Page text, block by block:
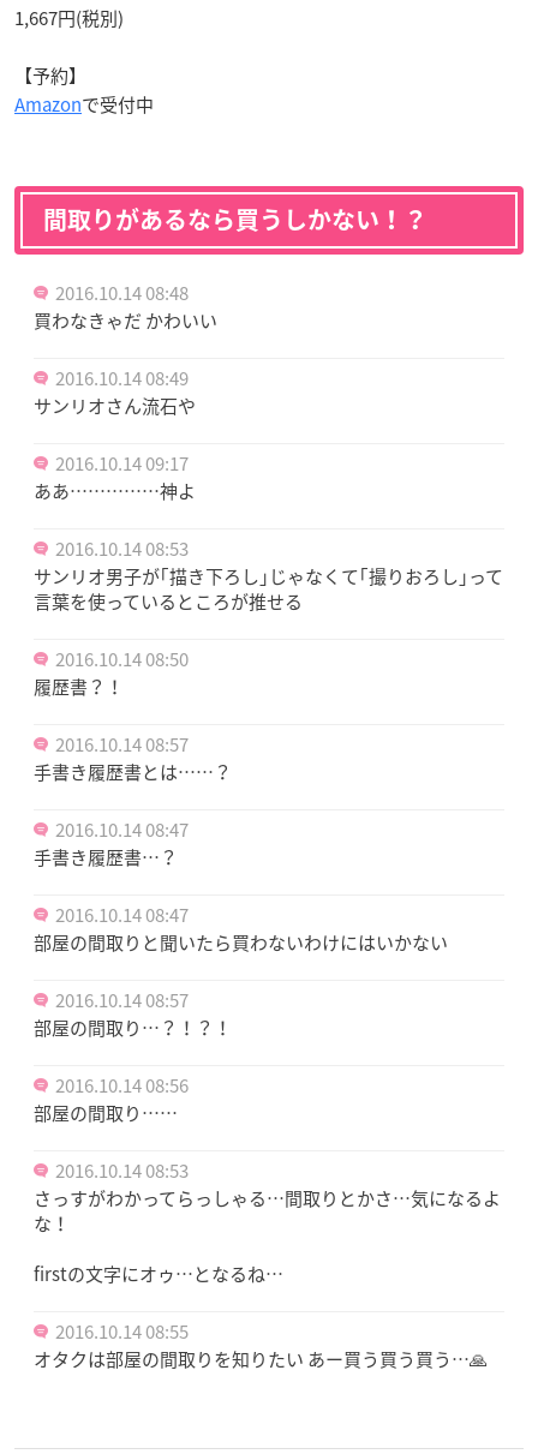
1,667円(税別)
【予約】
Amazonで受付中
間取りがあるなら買うしかない！？
2016.10.14 08:48
買わなきゃだ かわいい
2016.10.14 08:49
サンリオさん流石や
2016.10.14 09:17
ああ……………神よ
2016.10.14 08:53
サンリオ男子が｢描き下ろし｣じゃなくて｢撮りおろし｣って
言葉を使っているところが推せる
2016.10.14 08:50
履歴書？！
2016.10.14 08:57
手書き履歴書とは……？
2016.10.14 08:47
手書き履歴書…？
2016.10.14 08:47
部屋の間取りと聞いたら買わないわけにはいかない
2016.10.14 08:57
部屋の間取り…？！？！
2016.10.14 08:56
部屋の間取り……
2016.10.14 08:53
さっすがわかってらっしゃる…間取りとかさ…気になるよ
な！
firstの文字にオゥ…となるね…
2016.10.14 08:55
オタクは部屋の間取りを知りたい あー買う買う買う…🙏